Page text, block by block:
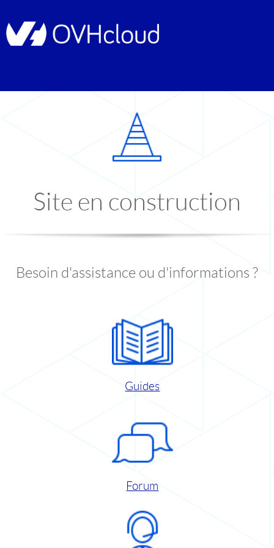
Site en construction
Besoin d'assistance ou d'informations ?
Guides
Forum